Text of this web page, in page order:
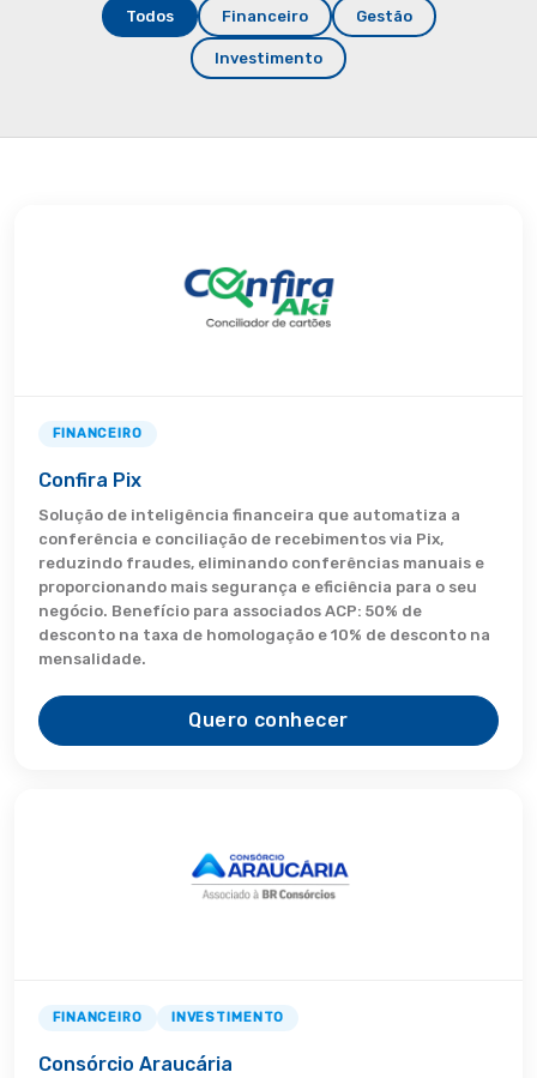
Todos Financeiro Gestão
Investimento
FINANCEIRO
Confira Pix
Solução de inteligência financeira que automatiza a
conferência e conciliação de recebimentos via Pix,
reduzindo fraudes, eliminando conferências manuais e
proporcionando mais segurança e eficiência para o seu
negócio. Benefício para associados ACP: 50% de
desconto na taxa de homologação e 10% de desconto na
mensalidade.
Quero conhecer
FINANCEIRO INVESTIMENTO
Consórcio Araucária